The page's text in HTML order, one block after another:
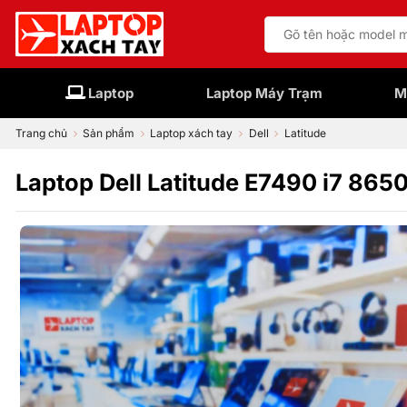
Bỏ
qua
nội
dung
Tìm
kiếm:
Laptop Laptop Máy Trạm
Trang chủ Sản phẩm Laptop xách tay Dell Latitude
Laptop Dell Latitude E7490 i7